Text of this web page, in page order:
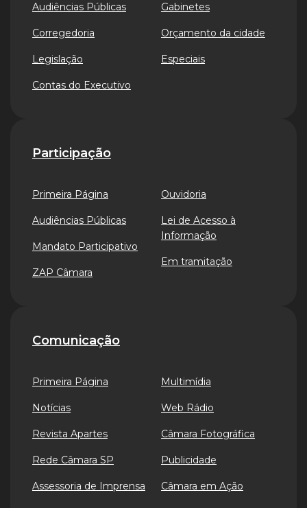
Audiências Públicas
Corregedoria
Legislação
Contas do Executivo
Gabinetes
Orçamento da cidade
Especiais
Participação
Primeira Página
Audiências Públicas
Mandato Participativo
ZAP Câmara
Ouvidoria
Lei de Acesso à
Informação
Em tramitação
Comunicação
Primeira Página
Notícias
Revista Apartes
Rede Câmara SP
Assessoria de Imprensa
Multimídia
Web Rádio
Câmara Fotográfica
Publicidade
Câmara em Ação